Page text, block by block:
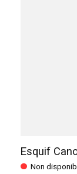
Esquif
Non